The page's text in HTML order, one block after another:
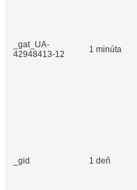
_gat_UA-
42948413-12
1 minúta
_gid 1 deň